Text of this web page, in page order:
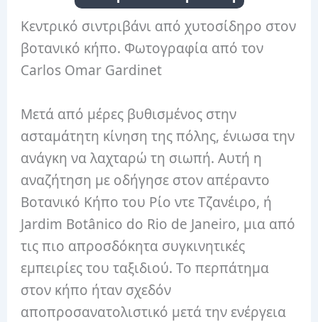
Κεντρικό σιντριβάνι από χυτοσίδηρο στον
βοτανικό κήπο. Φωτογραφία από τον
Carlos Omar Gardinet
Μετά από μέρες βυθισμένος στην
ασταμάτητη κίνηση της πόλης, ένιωσα την
ανάγκη να λαχταρώ τη σιωπή. Αυτή η
αναζήτηση με οδήγησε στον απέραντο
Βοτανικό Κήπο του Ρίο ντε Τζανέιρο, ή
Jardim Botânico do Rio de Janeiro, μια από
τις πιο απροσδόκητα συγκινητικές
εμπειρίες του ταξιδιού. Το περπάτημα
στον κήπο ήταν σχεδόν
αποπροσανατολιστικό μετά την ενέργεια